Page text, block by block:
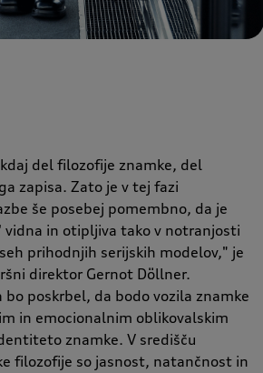
del filozofije znamke, del
zapisa. Zato je v tej fazi
še posebej pomembno, da je
in otipljiva tako v notranjosti
prihodnjih serijskih modelov," je
direktor Gernot Döllner.
bo poskrbel, da bodo vozila znamke
in emocionalnim oblikovalskim
znamke. V središču
filozofije so jasnost, natančnost in